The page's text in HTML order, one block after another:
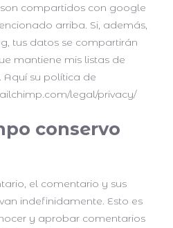
compartidos con google
arriba. Si, además,
tus datos se compartirán
mantiene mis listas de
Aquí su política de
legal/privacy/
conservo
el comentario y sus
indefinidamente. Esto es
y aprobar comentarios